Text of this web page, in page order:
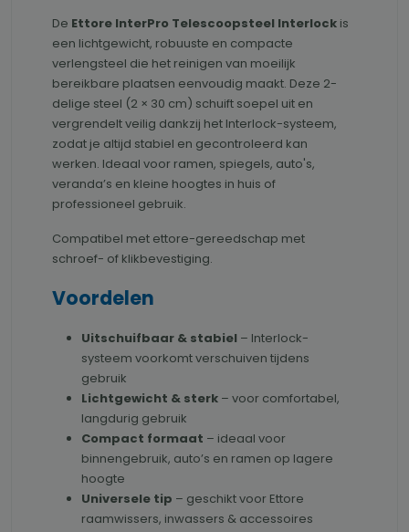
De Ettore InterPro Telescoopsteel Interlock is
een lichtgewicht, robuuste en compacte
verlengsteel die het reinigen van moeilijk
bereikbare plaatsen eenvoudig maakt. Deze 2-
delige steel (2 × 30 cm) schuift soepel uit en
vergrendelt veilig dankzij het Interlock-systeem,
zodat je altijd stabiel en gecontroleerd kan
werken. Ideaal voor ramen, spiegels, auto's,
veranda’s en kleine hoogtes in huis of
professioneel gebruik.
Compatibel met ettore-gereedschap met
schroef- of klikbevestiging.
Voordelen
Uitschuifbaar & stabiel – Interlock-
systeem voorkomt verschuiven tijdens
gebruik
Lichtgewicht & sterk – voor comfortabel,
langdurig gebruik
Compact formaat – ideaal voor
binnengebruik, auto’s en ramen op lagere
hoogte
Universele tip – geschikt voor Ettore
raamwissers, inwassers & accessoires